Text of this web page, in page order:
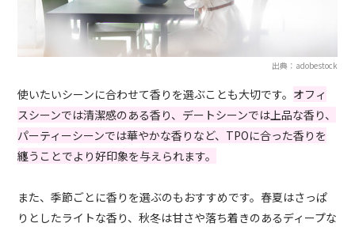
出典：adobestock
使いたいシーンに合わせて香りを選ぶことも大切です。 オフィ
スシーンでは清潔感のある香り、デートシーンでは上品な香り、
パーティーシーンでは華やかな香りなど、TPOに合った香りを
纏うことでより好印象を与えられます。
また、季節ごとに香りを選ぶのもおすすめです。春夏はさっぱ
りとしたライトな香り、秋冬は甘さや落ち着きのあるディープな